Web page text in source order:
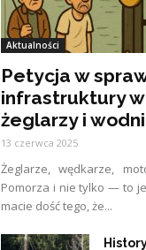
Aktualności
Petycja w
infrastruktury
żeglarzy i
13 czerwca 2025
Żeglarze, wędkarze,
Pomorza i nie tylko — to
macie dość tego, że...